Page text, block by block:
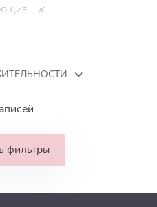
фильтры